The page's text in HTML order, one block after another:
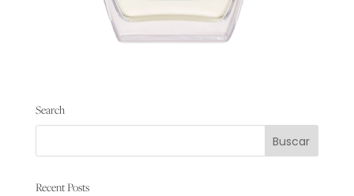
Search
Recent Posts